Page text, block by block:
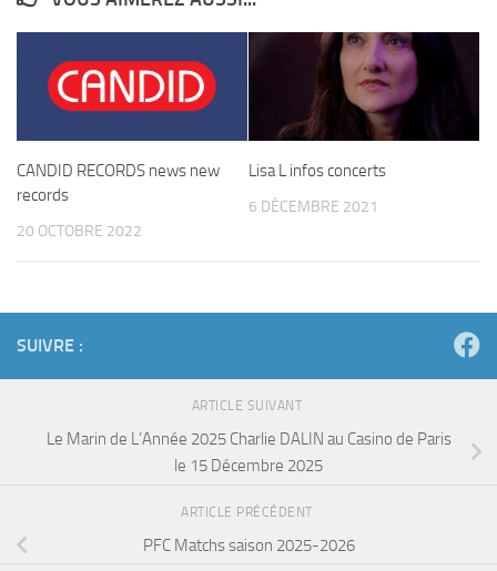
CANDID RECORDS news new
records
20 OCTOBRE 2022
Lisa L infos concerts
6 DÉCEMBRE 2021
SUIVRE :
ARTICLE SUIVANT
Le Marin de L’Année 2025 Charlie DALIN au Casino de Paris
le 15 Décembre 2025
ARTICLE PRÉCÉDENT
PFC Matchs saison 2025-2026